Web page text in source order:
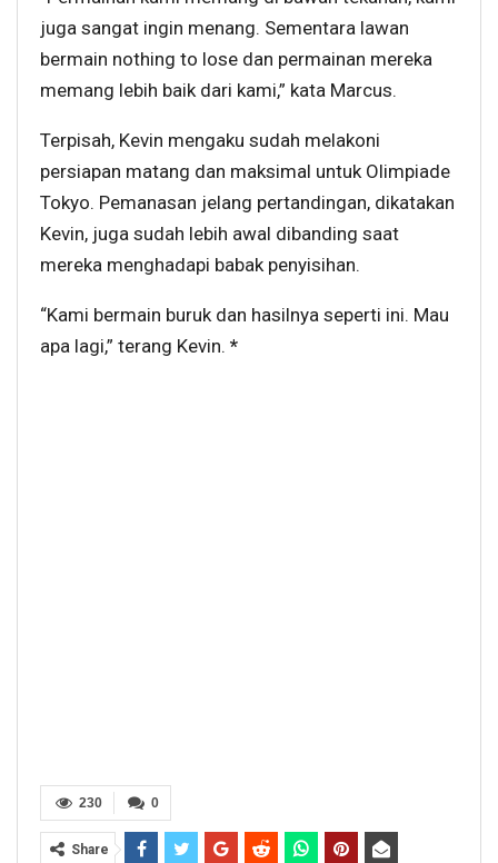
juga sangat ingin menang. Sementara lawan
bermain nothing to lose dan permainan mereka
memang lebih baik dari kami,” kata Marcus.
Terpisah, Kevin mengaku sudah melakoni
persiapan matang dan maksimal untuk Olimpiade
Tokyo. Pemanasan jelang pertandingan, dikatakan
Kevin, juga sudah lebih awal dibanding saat
mereka menghadapi babak penyisihan.
“Kami bermain buruk dan hasilnya seperti ini. Mau
apa lagi,” terang Kevin. *
0
230
Share